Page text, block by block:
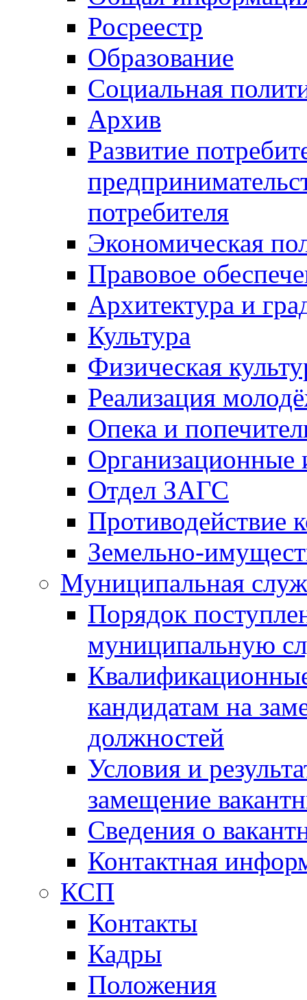
Росреестр
Образование
Социальная
Архив
Развитие
потребителя
Экономическая
Правовое
Архитектура и
Культура
Физическая
Реализация
Опека и
Отдел ЗАГС
Противодействие
Земельно-
Муниципальная
Порядок
муниципальную
кандидатам на
должностей
Условия и
замещение
Сведения о
Контактная
КСП
Контакты
Кадры
Положения